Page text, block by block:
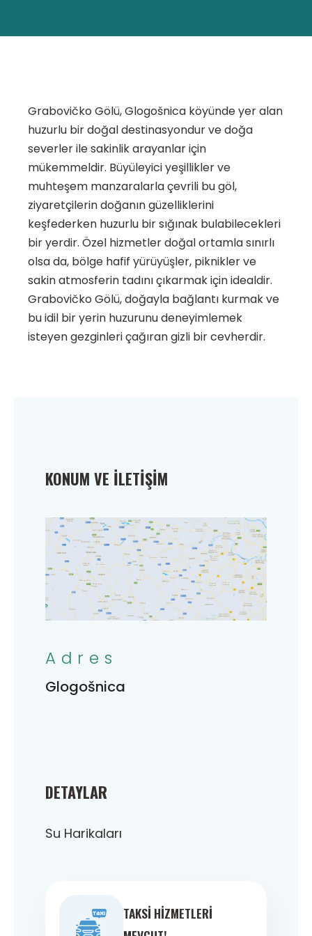
Grabovičko Gölü, Glogošnica köyünde yer alan
huzurlu bir doğal destinasyondur ve doğa
severler ile sakinlik arayanlar için
mükemmeldir. Büyüleyici yeşillikler ve
muhteşem manzaralarla çevrili bu göl,
ziyaretçilerin doğanın güzelliklerini
keşfederken huzurlu bir sığınak bulabilecekleri
bir yerdir. Özel hizmetler doğal ortamla sınırlı
olsa da, bölge hafif yürüyüşler, piknikler ve
sakin atmosferin tadını çıkarmak için idealdir.
Grabovičko Gölü, doğayla bağlantı kurmak ve
bu idil bir yerin huzurunu deneyimlemek
isteyen gezginleri çağıran gizli bir cevherdir.
DETAYLAR
Su Harikaları
TAKSI HIZMETLERI
KONUM VE İLETIŞIM
Adres
Glogošnica